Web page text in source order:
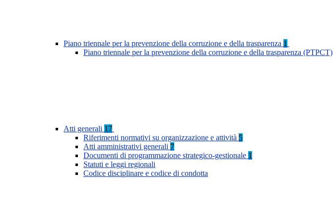
Piano triennale per la prevenzione della corruzione e della trasparenza 1
Piano triennale per la prevenzione della corruzione e della trasparenza (PTPCT)
Atti generali 17
Riferimenti normativi su organizzazione e attività 5
Atti amministrativi generali 7
Documenti di programmazione strategico-gestionale 1
Statuti e leggi regionali
Codice disciplinare e codice di condotta